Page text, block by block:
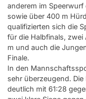
anderem im
sowie über 400 m
qualifizierten sich die
für die Halbfinals,
m und auch die
Finale.
In den
sehr überzeugend.
deutlich mit 61:28